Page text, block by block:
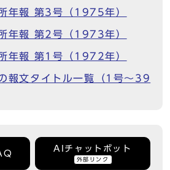
年報 第3号（1975年）
年報 第2号（1973年）
年報 第1号（1972年）
報文タイトル一覧（1号～39
AIチャットボット
外部リンク